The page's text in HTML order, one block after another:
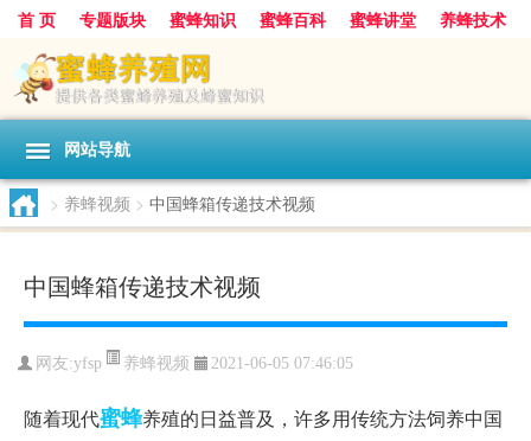
首 页 专题版块 蜜蜂知识 蜜蜂百科 蜜蜂讲堂
养蜂技术
中华蜜蜂
蜂蜜 胡蜂
网站导航
> 养蜂视频 > 中国蜂箱传递技术视频
中国蜂箱传递技术视频
网友:yfsp 养蜂视频 2021-06-05 07:46:05
随着现代蜜蜂养殖的日益普及，许多用传统方法饲养中国